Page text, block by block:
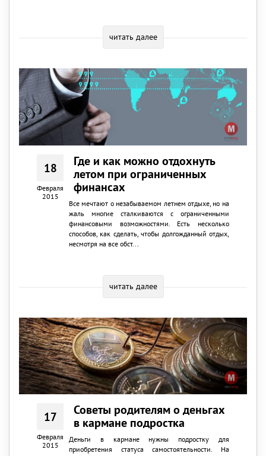
читать далее
18
Февраля
2015
Где и как можно отдохнуть
летом при ограниченных
финансах
Все мечтают о незабываемом летнем отдыхе, но на
жаль многие сталкиваются с ограниченными
финансовыми возможностями. Есть несколько
способов, как сделать, чтобы долгожданный отдых,
несмотря на все обст...
читать далее
17
Февраля
2015
Советы родителям о деньгах
в кармане подростка
Деньги в кармане нужны подростку для
приобретения статуса самостоятельности. На